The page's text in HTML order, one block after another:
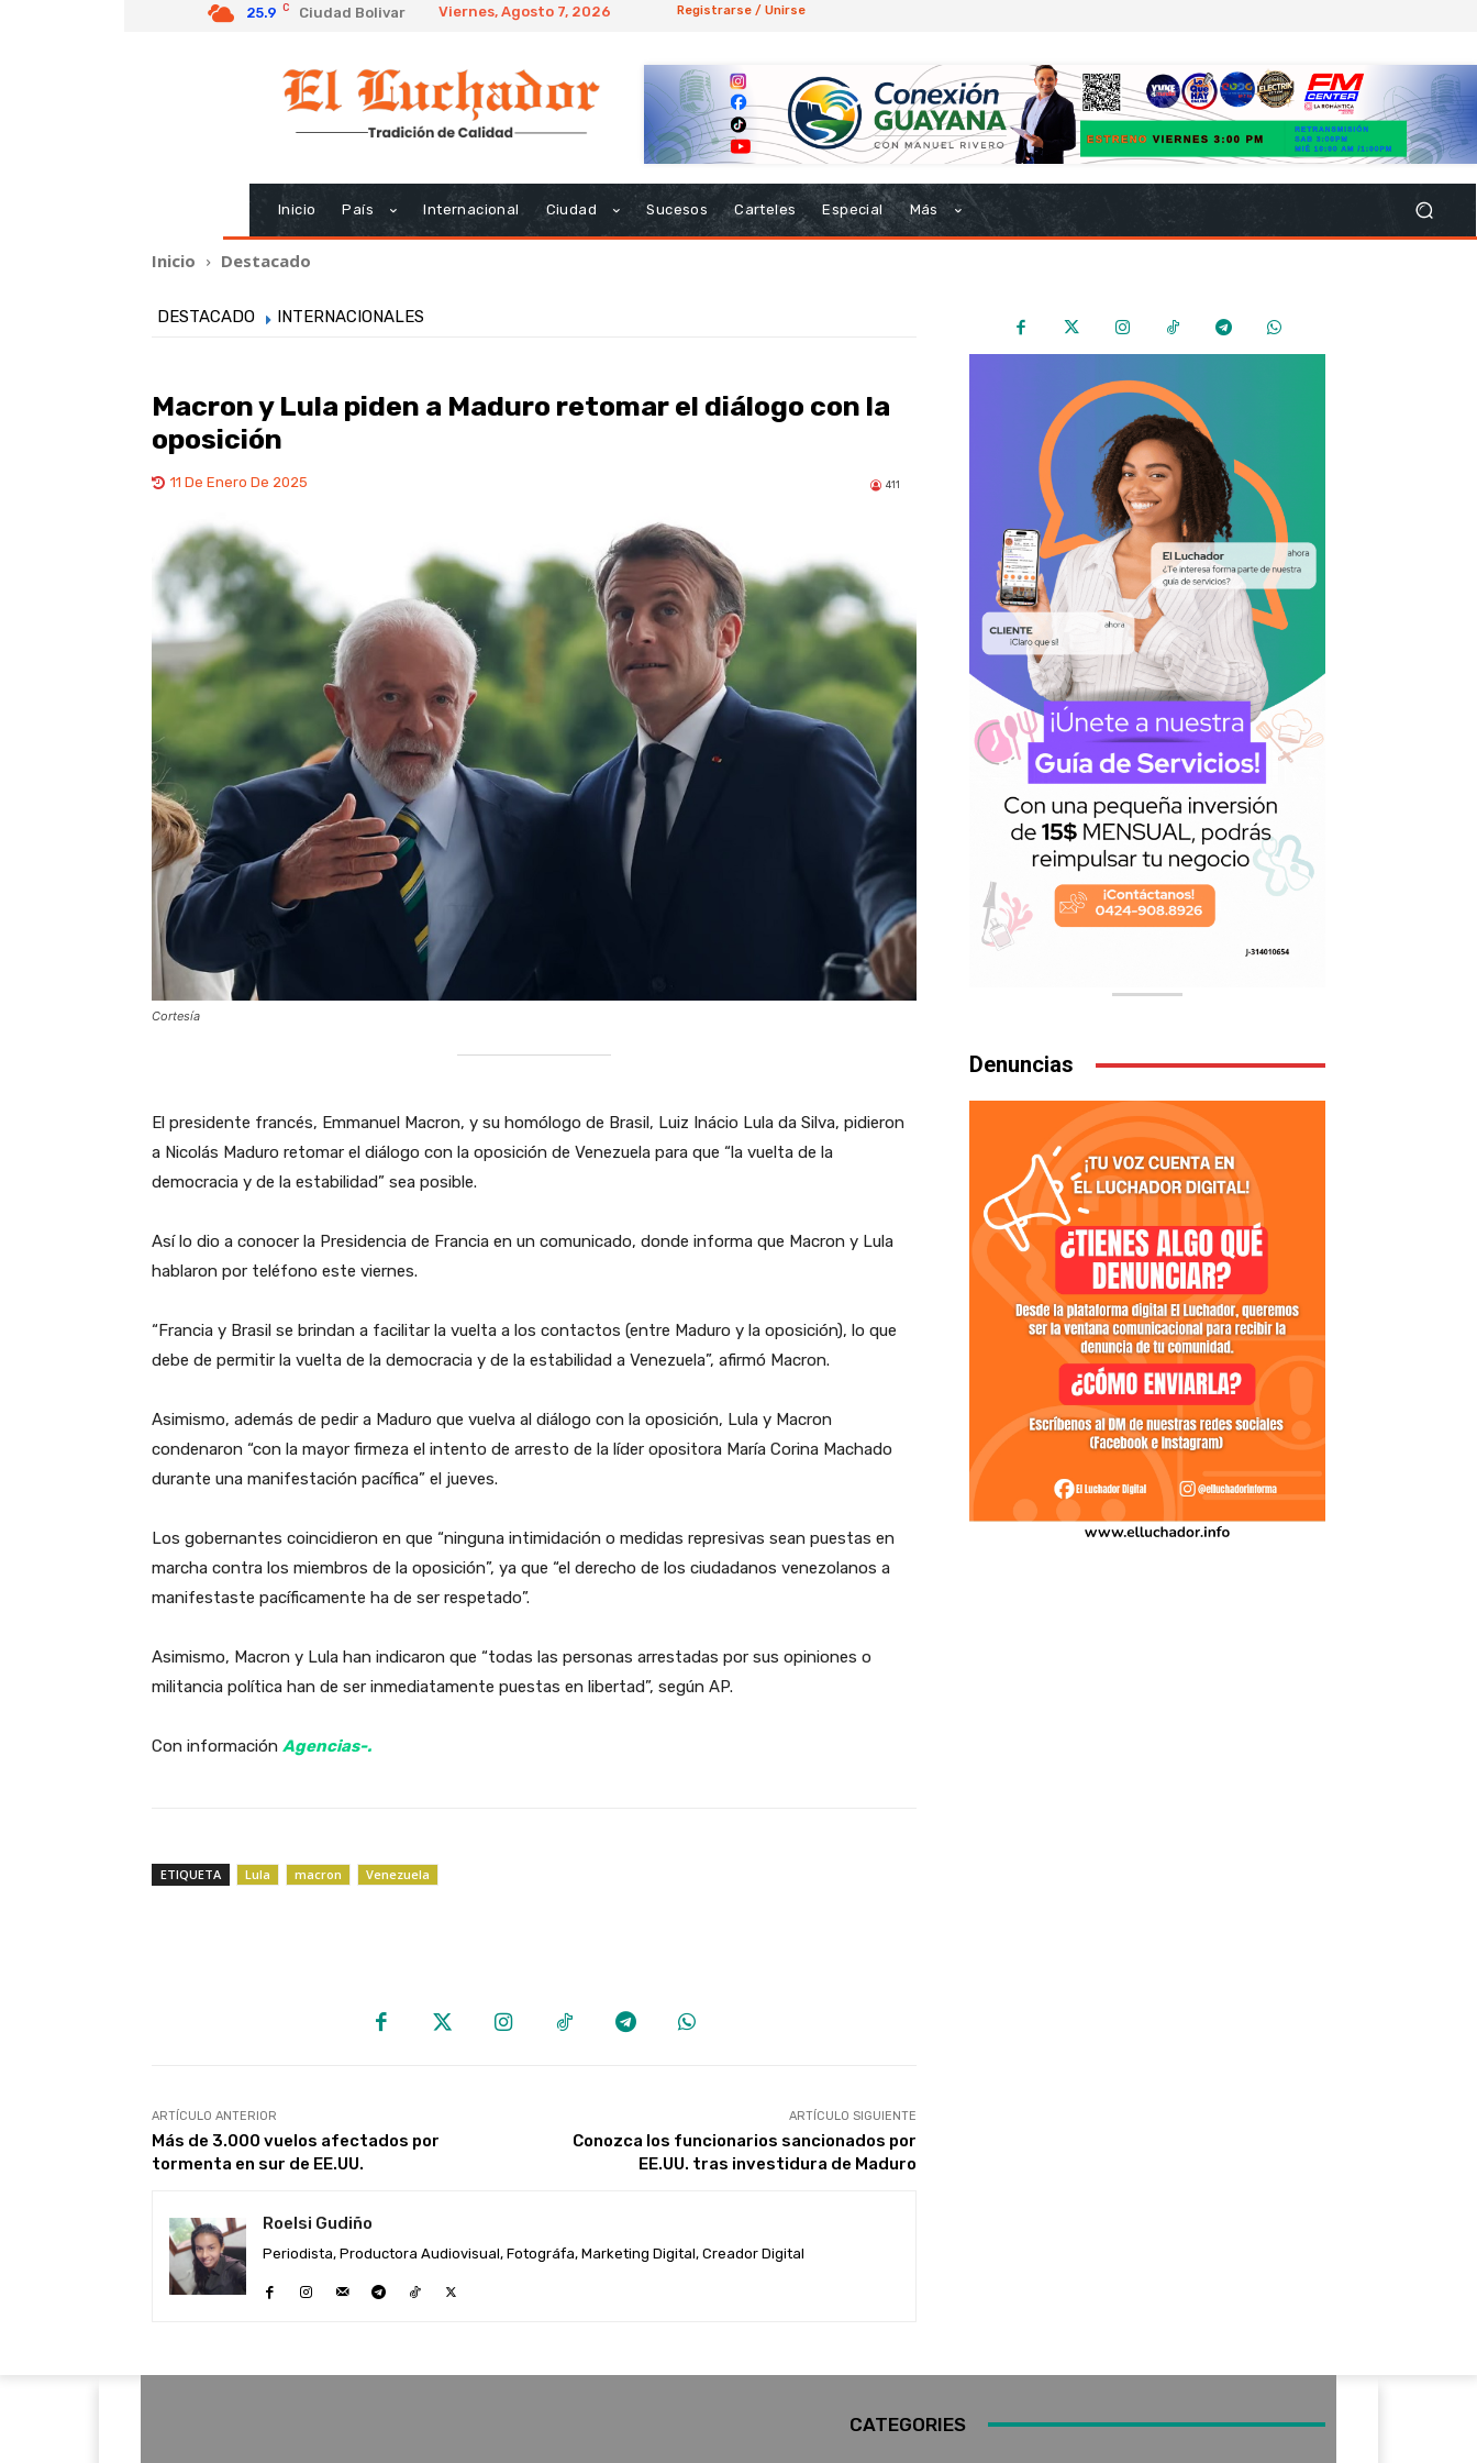
25.9 C Ciudad Bolivar Viernes, Agosto 7, 2026 Registrarse / Unirse
Inicio País Internacional Ciudad Sucesos Carteles Especial Más
Inicio Destacado
DESTACADO INTERNACIONALES
Macron y Lula piden a Maduro retomar el diálogo con la
oposición
11 De Enero De 2025 411
Cortesía
‎El presidente francés, Emmanuel Macron, y su homólogo de Brasil, Luiz Inácio Lula da Silva, pidieron
a Nicolás Maduro retomar el diálogo con la oposición de Venezuela para que “la vuelta de la
democracia y de la estabilidad” sea posible.
‎Así lo dio a conocer la Presidencia de Francia en un comunicado, donde informa que Macron y Lula
hablaron por teléfono este viernes.
‎“Francia y Brasil se brindan a facilitar la vuelta a los contactos (entre Maduro y la oposición), lo que
debe de permitir la vuelta de la democracia y de la estabilidad a Venezuela”, afirmó Macron.
‎Asimismo, además de pedir a Maduro que vuelva al diálogo con la oposición, Lula y Macron
condenaron “con la mayor firmeza el intento de arresto de la líder opositora María Corina Machado
durante una manifestación pacífica” el jueves.
‎Los gobernantes coincidieron en que “ninguna intimidación o medidas represivas sean puestas en
marcha contra los miembros de la oposición”, ya que “el derecho de los ciudadanos venezolanos a
manifestaste pacíficamente ha de ser respetado”.
‎Asimismo, Macron y Lula han indicaron que “todas las personas arrestadas por sus opiniones o
militancia política han de ser inmediatamente puestas en libertad”, según AP.
‎Con información Agencias-.
ETIQUETA Lula macron Venezuela
ARTÍCULO ANTERIOR
Más de 3.000 vuelos afectados por
tormenta en sur de EE.UU.
ARTÍCULO SIGUIENTE
Conozca los funcionarios sancionados por
EE.UU. tras investidura de Maduro
Roelsi Gudiño
Periodista, Productora Audiovisual, Fotográfa, Marketing Digital, Creador Digital
Denuncias
CATEGORIES